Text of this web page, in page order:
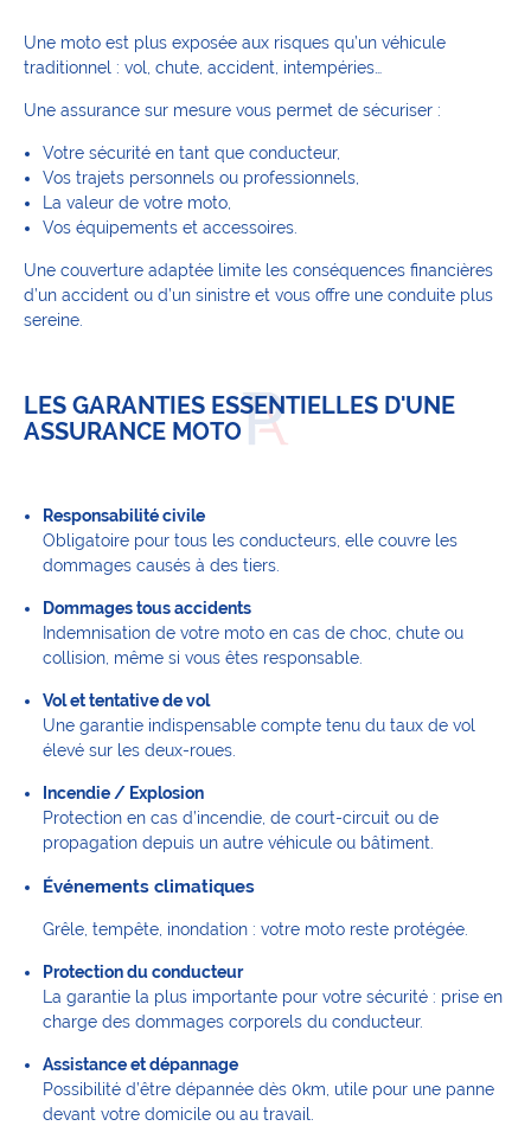
Une moto est plus exposée aux risques qu’un véhicule
traditionnel : vol, chute, accident, intempéries…
Une assurance sur mesure vous permet de sécuriser :
Votre sécurité en tant que conducteur,
Vos trajets personnels ou professionnels,
La valeur de votre moto,
Vos équipements et accessoires.
Une couverture adaptée limite les conséquences financières
d’un accident ou d’un sinistre et vous offre une conduite plus
sereine.
LES GARANTIES ESSENTIELLES D'UNE
ASSURANCE MOTO
Responsabilité civile
Obligatoire pour tous les conducteurs, elle couvre les
dommages causés à des tiers.
Dommages tous accidents
Indemnisation de votre moto en cas de choc, chute ou
collision, même si vous êtes responsable.
Vol et tentative de vol
Une garantie indispensable compte tenu du taux de vol
élevé sur les deux-roues.
Incendie / Explosion
Protection en cas d’incendie, de court-circuit ou de
propagation depuis un autre véhicule ou bâtiment.
Événements climatiques
Grêle, tempête, inondation : votre moto reste protégée.
Protection du conducteur
La garantie la plus importante pour votre sécurité : prise en
charge des dommages corporels du conducteur.
Assistance et dépannage
Possibilité d’être dépannée dès 0km, utile pour une panne
devant votre domicile ou au travail.